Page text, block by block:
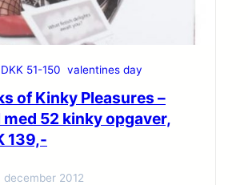
DKK 51-150 valentines day
of Kinky Pleasures –
52 kinky opgaver,
139,-
december 2012